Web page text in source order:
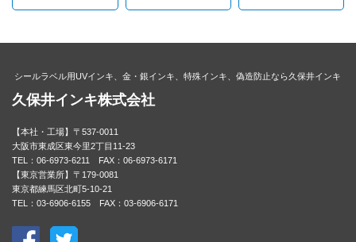
シールラベル用UVインキ、金・銀インキ、特殊インキ、偽造防止なら久保井インキ
久保井インキ株式会社
【本社・工場】〒537-0011
大阪市東成区東今里2丁目11-23
TEL：06-6973-6211 FAX：06-6973-6171
【東京営業所】〒179-0081
東京都練馬区北町5-10-21
TEL：03-6906-6155 FAX：03-6906-6171